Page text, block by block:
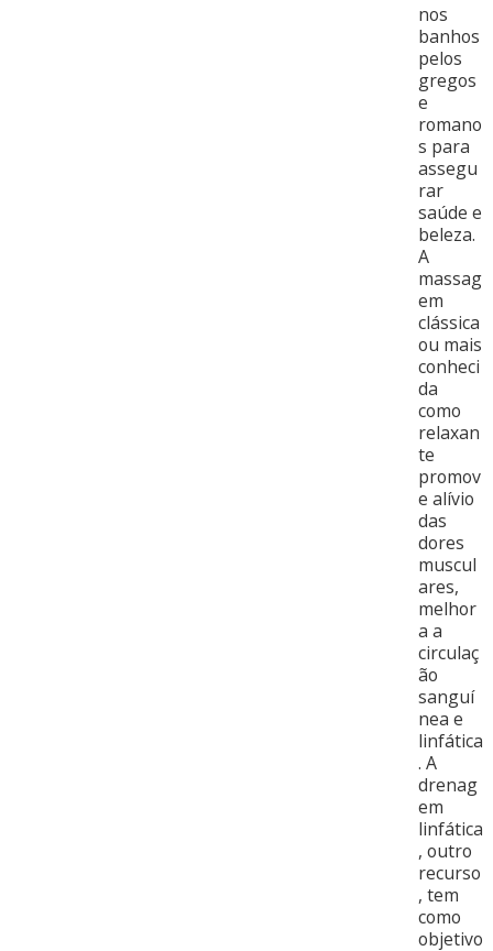
nos
banhos
pelos
gregos
e
romano
s para
assegu
rar
saúde e
beleza.
A
massag
em
clássica
ou mais
conheci
da
como
relaxan
te
promov
e alívio
das
dores
muscul
ares,
melhor
a a
circulaç
ão
sanguí
nea e
linfática
. A
drenag
em
linfática
, outro
recurso
, tem
como
objetivo